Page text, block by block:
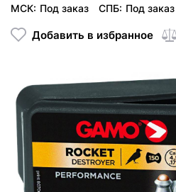
МСК: Под заказ СПБ: Под заказ
Добавить в избранное